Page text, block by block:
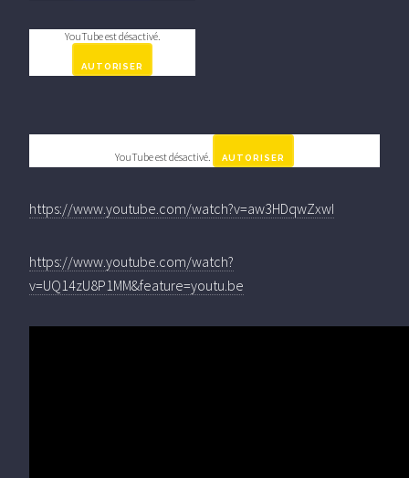
YouTube est désactivé.
AUTORISER
YouTube est désactivé. AUTORISER
https://www.youtube.com/watch?v=aw3HDqwZxwI
https://www.youtube.com/watch?
v=UQ14zU8P1MM&feature=youtu.be